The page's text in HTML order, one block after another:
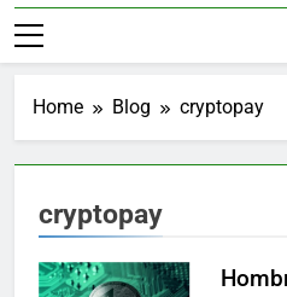
Home Blog cryptopay
cryptopay